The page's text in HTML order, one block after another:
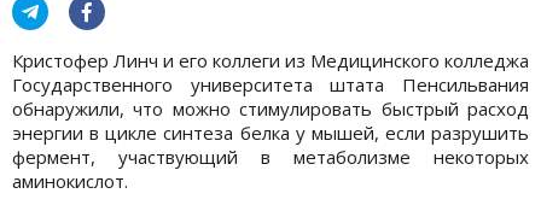
Кристофер Линч и его коллеги из Медицинского колледжа
Государственного университета штата Пенсильвания
обнаружили, что можно стимулировать быстрый расход
энергии в цикле синтеза белка у мышей, если разрушить
фермент, участвующий в метаболизме некоторых
аминокислот.